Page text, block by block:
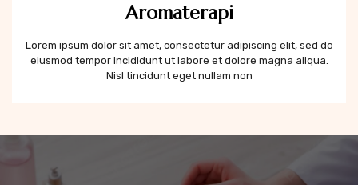
Aromaterapi
Lorem ipsum dolor sit amet, consectetur adipiscing elit, sed do
eiusmod tempor incididunt ut labore et dolore magna aliqua.
Nisl tincidunt eget nullam non